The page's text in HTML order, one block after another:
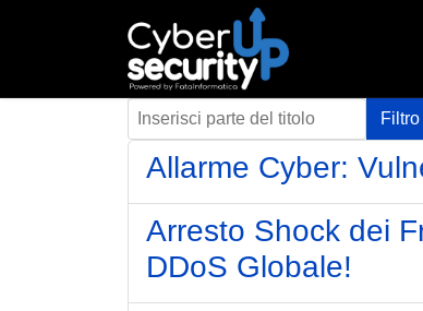
Inserisci parte del titolo Filtro
Allarme Cyber:
Arresto Shock dei
DDoS Globale!